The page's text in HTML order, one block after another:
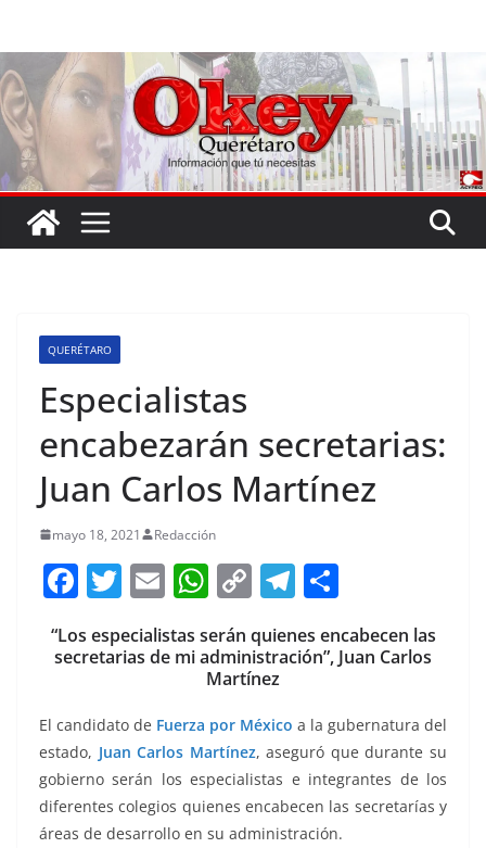
contenido
QUERÉTARO
Especialistas
encabezarán secretarias:
Juan Carlos Martínez
mayo 18, 2021 Redacción
F
c
b
o
o
k
T
itt
E
ai
W
at
s
A
p
p
C
p
y
Li
n
k
T
e
a
m
ar
“Los especialistas serán quienes encabecen las
secretarias de mi administración”, Juan Carlos
Martínez
El candidato de Fuerza por México a la gubernatura del
estado, Juan Carlos Martínez, aseguró que durante su
gobierno serán los especialistas e integrantes de los
diferentes colegios quienes encabecen las secretarías y
áreas de desarrollo en su administración.